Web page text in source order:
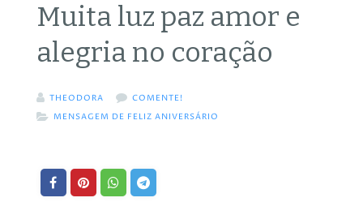
Muita luz paz amor e
alegria no coração
THEODORA
COMENTE!
MENSAGEM DE FELIZ ANIVERSÁRIO